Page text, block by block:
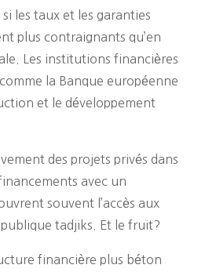
les taux et les garanties
plus contraignants qu’en
Les institutions financières
la Banque européenne
et le développement
des projets privés dans
avec un
souvent l’accès aux
publique tadjiks. Et le fruit?
financière plus béton